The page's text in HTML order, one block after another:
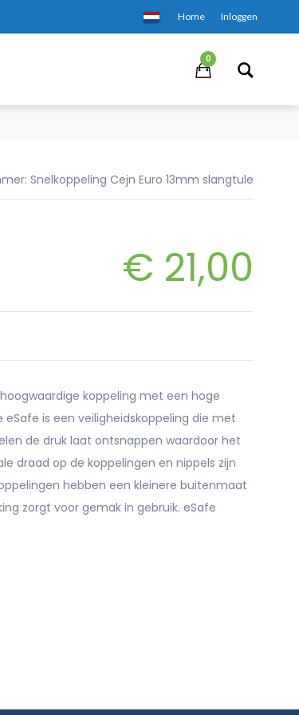
Home Inloggen
0
Snelkoppeling Cejn Euro 13mm slangtule
€ 21,00
koppeling met een hoge
is een veiligheidskoppeling die met
de druk laat ontsnappen waardoor het
draad op de koppelingen en nippels zijn
hebben een kleinere buitenmaat
zorgt voor gemak in gebruik. eSafe